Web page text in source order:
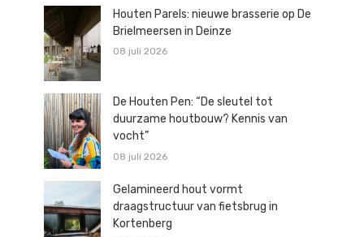
Houten Parels: nieuwe brasserie op De
Brielmeersen in Deinze
08 juli 2026
De Houten Pen: “De sleutel tot
duurzame houtbouw? Kennis van
vocht”
08 juli 2026
Gelamineerd hout vormt
draagstructuur van fietsbrug in
Kortenberg